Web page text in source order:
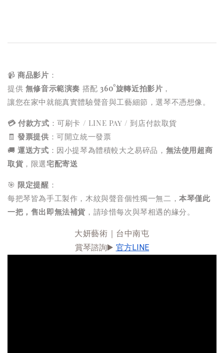
📹商品影片 ：
提供 無修音示範演奏 搭配360°旋轉近拍影片 ，
讓您在家中就能真實體驗聲音與工藝細節，選琴不憑想像。
💳 付款方式 ：可刷卡 / LINE Pay / 到店付款取貨
🧾發票提供 ：可開立統一發票
🚚運送方式 ：因小提琴為體積較大之易碎品， 無法使用超商
取貨，限選宅配寄送
🎯 限定提醒 ：
每把琴皆為手工製作，木紋與聲音個性獨一無二，本琴僅此
一把，售出即無法補貨 ，請珍惜每次與琴相遇的緣分。
大妍藝術｜台中南屯
賞琴諮詢▶️ 官方LINE